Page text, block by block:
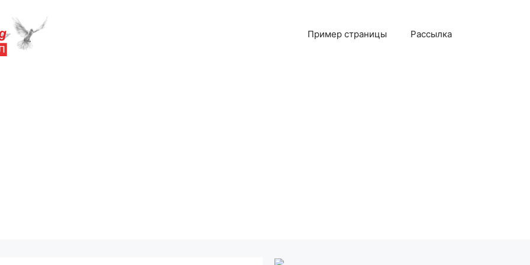
Пример страницы Рассылка